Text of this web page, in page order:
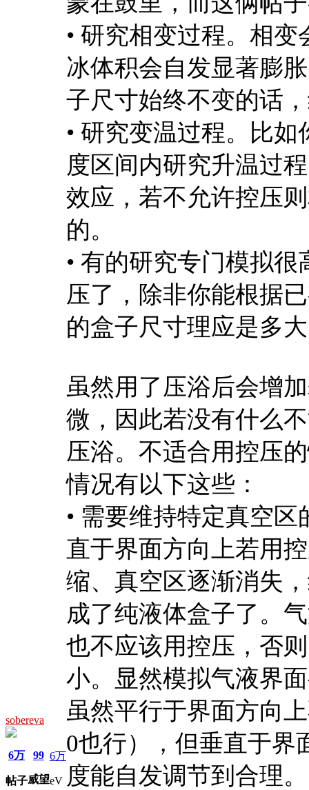
sobereva
6万
帖子
99
威望
6万
eV
• 研究相变过程。相
冰体积会自发显著膨
子尺寸始终不变的话
• 研究变温过程。比
度区间内研究升温过
效应，若不允许控压
的。
• 有的研究专门模拟
压了，除非你能根据
的盒子尺寸理应是多
虽然用了压浴后会增
微，因此若没有什么
压浴。不适合用控压
情况有以下这些：
• 需要维持特定真空
直于界面方向上若用
缩、真空区逐渐消失
成了纯液体盒子了。
也不应该用控压，否
小。显然模拟气液界
虽然平行于界面方向
0也行），但垂直于界
度能自发调节到合理。